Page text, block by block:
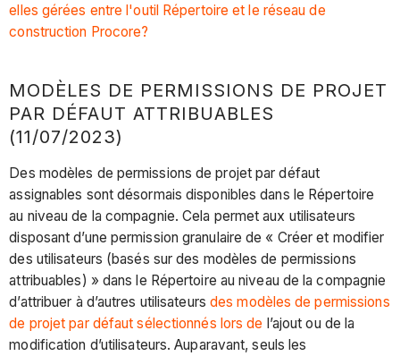
elles gérées entre l'outil Répertoire et le réseau de
construction Procore?
MODÈLES DE PERMISSIONS DE PROJET
PAR DÉFAUT ATTRIBUABLES
(11/07/2023)
Des modèles de permissions de projet par défaut
assignables sont désormais disponibles dans le Répertoire
au niveau de la compagnie. Cela permet aux utilisateurs
disposant d’une permission granulaire de « Créer et modifier
des utilisateurs (basés sur des modèles de permissions
attribuables) » dans le Répertoire au niveau de la compagnie
d’attribuer à d’autres utilisateurs des modèles de permissions
de projet par défaut sélectionnés lors de l’ajout ou de la
modification d’utilisateurs. Auparavant, seuls les